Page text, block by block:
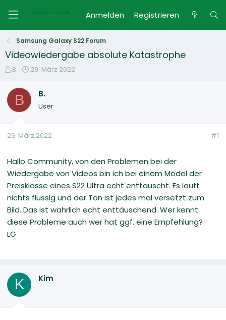
Anmelden Registrieren
Samsung Galaxy S22 Forum
Videowiedergabe absolute Katastrophe
E
s
e
e
B.
E
t
t
m
29. März 2022
B B.
User
29. März 2022 #1
Hallo Community, von den Problemen bei der
Wiedergabe von Videos bin ich bei einem Model der
Preisklasse eines S22 Ultra echt enttäuscht. Es läuft
nichts flüssig und der Ton ist jedes mal versetzt zum
Bild. Das ist wahrlich echt enttäuschend. Wer kennt
diese Probleme auch wer hat ggf. eine Empfehlung?
LG
K Kim